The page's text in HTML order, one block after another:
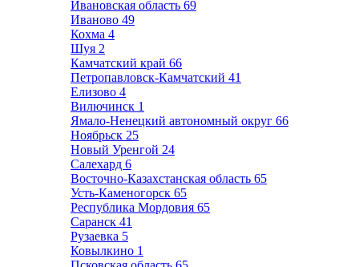
Ивановская область 69
Иваново 49
Кохма 4
Шуя 2
Камчатский край 66
Петропавловск-Камчатский 41
Елизово 4
Вилючинск 1
Ямало-Ненецкий автономный округ 66
Ноябрьск 25
Новый Уренгой 24
Салехард 6
Восточно-Казахстанская область 65
Усть-Каменогорск 65
Республика Мордовия 65
Саранск 41
Рузаевка 5
Ковылкино 1